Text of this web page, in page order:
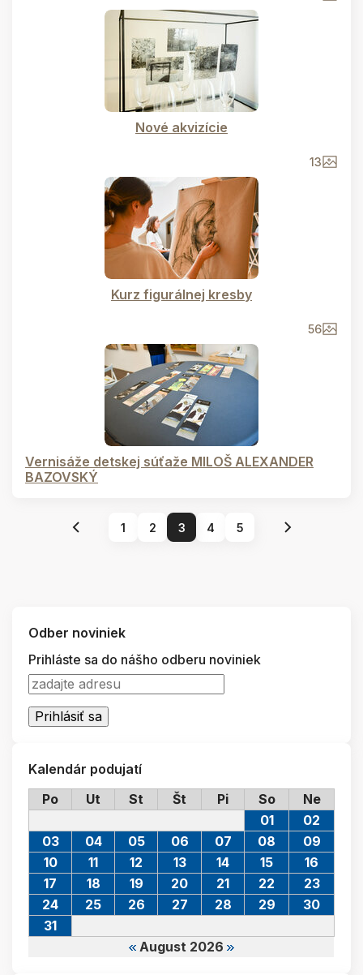
Nové akvizície
13
Kurz figurálnej kresby
56
Vernisáže detskej súťaže MILOŠ ALEXANDER
BAZOVSKÝ
1 2 3 4 5
Odber noviniek
Prihláste sa do nášho odberu noviniek
Kalendár podujatí
Po
Ut St Št Pi So Ne
August 2026
01
02
03
04 05 06 07 08
09
10
11 12 13 14 15
16
17
18 19 20 21 22
23
24
25 26 27 28 29
30
31